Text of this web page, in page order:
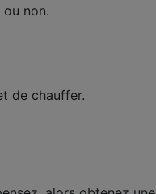
non.
de chauffer.